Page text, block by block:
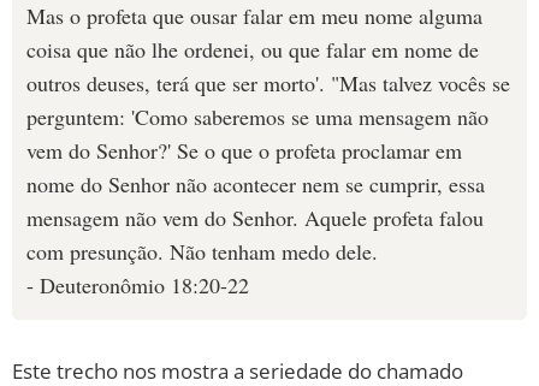
Mas o profeta que ousar falar em meu nome alguma
coisa que não lhe ordenei, ou que falar em nome de
outros deuses, terá que ser morto'. "Mas talvez vocês se
perguntem: 'Como saberemos se uma mensagem não
vem do Senhor?' Se o que o profeta proclamar em
nome do Senhor não acontecer nem se cumprir, essa
mensagem não vem do Senhor. Aquele profeta falou
com presunção. Não tenham medo dele.
- Deuteronômio 18:20-22
Este trecho nos mostra a seriedade do chamado